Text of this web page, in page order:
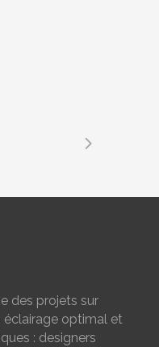
des projets sur
éclairage optimal et
: designers